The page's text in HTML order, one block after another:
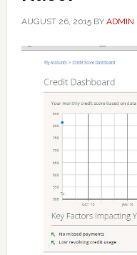
AUGUST 26, 2015BY ADMIN